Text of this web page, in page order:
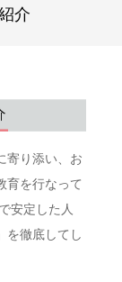
介
寄り添い、お
育を⾏なって
安定した⼈
を徹底してし